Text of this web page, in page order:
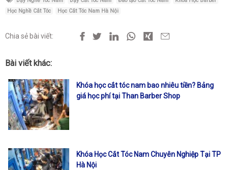
Học Nghề Cắt Tóc
Học Cắt Tóc Nam Hà Nội
Chia sẻ bài viết:
Bài viết khác:
Khóa học cắt tóc nam bao nhiêu tiền? Bảng
giá học phí tại Than Barber Shop
Khóa Học Cắt Tóc Nam Chuyên Nghiệp Tại TP
Hà Nội